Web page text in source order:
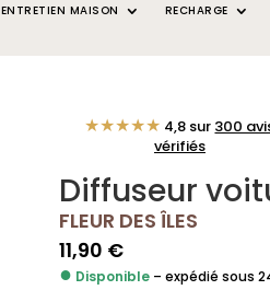
ENTRETIEN MAISON
RECHARGE
★★★★★ 4,8 sur 300
vérifiés
Diffuseur
FLEUR DES ÎLES
11,90 €
● Disponible– expédié sous